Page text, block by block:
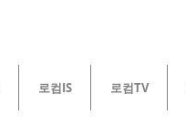
로컴IS 로컴TV